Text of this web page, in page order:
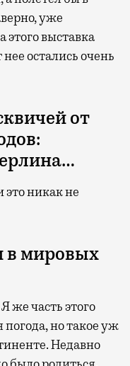
уже
этого выставка
остались очень
от
это никак не
в мировых
же часть этого
но такое уж
Недавно